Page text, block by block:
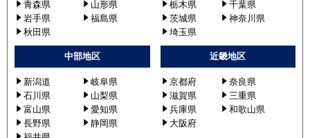
青森県
山形県
岩手県
福島県
秋田県
栃木県
千葉県
茨城県
神奈川県
埼玉県
中部地区
新潟道
岐阜県
石川県
山梨県
富山県
愛知県
長野県
静岡県
近畿地区
京都府
奈良県
滋賀県
三重県
兵庫県
和歌山県
大阪府